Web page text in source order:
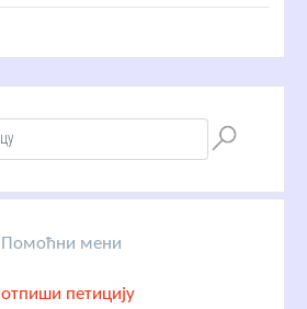
Помоћни мени
петицију